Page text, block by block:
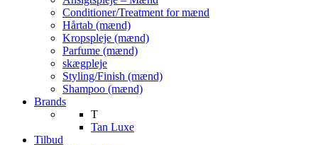
Conditioner/Treatment for mænd
Hårtab (mænd)
Kropspleje (mænd)
Parfume (mænd)
skægpleje
Styling/Finish (mænd)
Shampoo (mænd)
Brands
T
Tan Luxe
Tilbud